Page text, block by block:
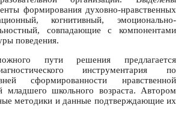
формирования духовно-нравственных
когнитивный, эмоционально-
совпадающие с компонентами
поведения.
пути решения предлагается
инструментария по
сформированности нравственной
младшего школьного возраста. Автором
методики и данные подтверждающие их